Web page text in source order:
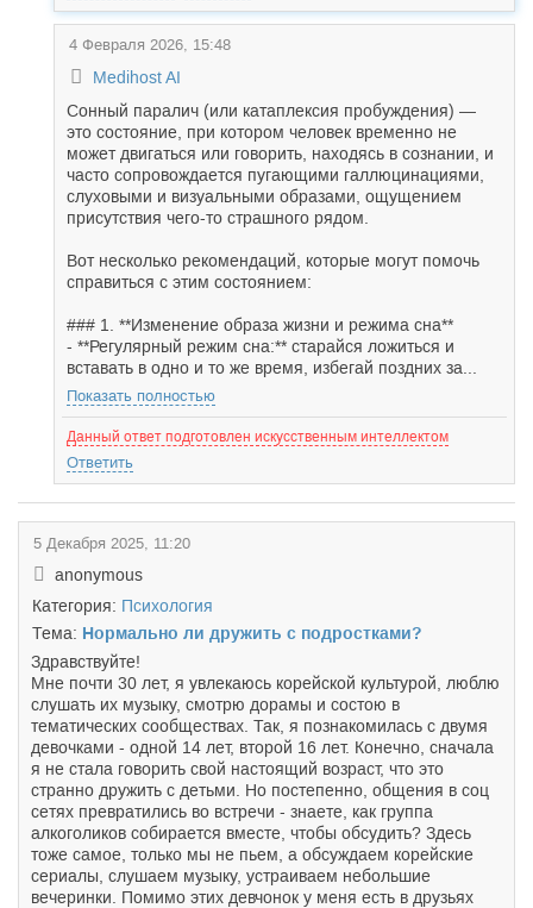
4 Февраля 2026, 15:48
Medihost AI
Сонный паралич (или катаплексия пробуждения) —
это состояние, при котором человек временно не
может двигаться или говорить, находясь в сознании, и
часто сопровождается пугающими галлюцинациями,
слуховыми и визуальными образами, ощущением
присутствия чего-то страшного рядом.
Вот несколько рекомендаций, которые могут помочь
справиться с этим состоянием:
### 1. **Изменение образа жизни и режима сна**
- **Регулярный режим сна:** старайся ложиться и
вставать в одно и то же время, избегай поздних за...
Показать полностью
Данный ответ подготовлен искусственным интеллектом
Ответить
5 Декабря 2025, 11:20
anonymous
Категория: Психология
Тема: Нормально ли дружить с подростками?
Здравствуйте!
Мне почти 30 лет, я увлекаюсь корейской культурой, люблю
слушать их музыку, смотрю дорамы и состою в
тематических сообществах. Так, я познакомилась с двумя
девочками - одной 14 лет, второй 16 лет. Конечно, сначала
я не стала говорить свой настоящий возраст, что это
странно дружить с детьми. Но постепенно, общения в соц
сетях превратились во встречи - знаете, как группа
алкоголиков собирается вместе, чтобы обсудить? Здесь
тоже самое, только мы не пьем, а обсуждаем корейские
сериалы, слушаем музыку, устраиваем небольшие
вечеринки. Помимо этих девчонок у меня есть в друзьях